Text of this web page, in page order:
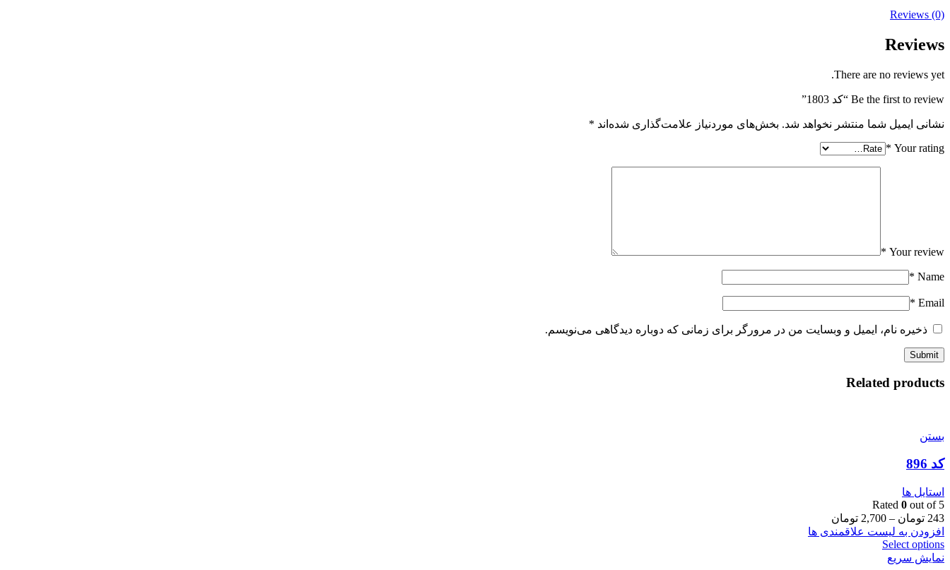
Reviews (0)
Reviews
There are no reviews yet.
Be the first to review “کد 1803”
نشانی ایمیل شما منتشر نخواهد شد. بخش‌های موردنیاز علامت‌گذاری شده‌اند *
Your rating
*
Your review
*
Name
*
Email
*
ذخیره نام، ایمیل و وبسایت من در مرورگر برای زمانی که دوباره دیدگاهی می‌نویسم.
Related products
بستن
کد 896
استایل ها
Rated 0 out of 5
243 تومان –
2,700 تومان
افزودن به لیست علاقمندی ها
Select options
نمایش سریع